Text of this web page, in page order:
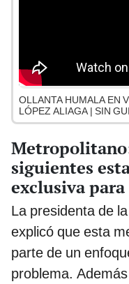
OLLANTA HUMALA EN
LÓPEZ ALIAGA | SIN
siguientes
exclusiva
La presidenta de la
explicó que esta
parte de un
problema.